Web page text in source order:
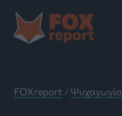
στο
περιεχόμενο
FOXreport / Ψυχαγωγία